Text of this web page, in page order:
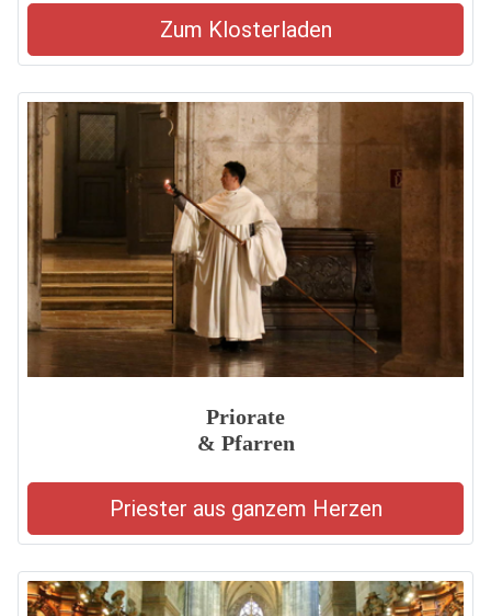
Zum Klosterladen
Priorate
& Pfarren
Priester aus ganzem Herzen